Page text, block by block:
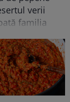
verii
familia